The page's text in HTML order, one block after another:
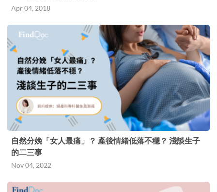
Apr 04, 2018
自然分娩「女人最痛」？ 產後情緒低落不穩？ 淺談生子
的二三事
Nov 04, 2022